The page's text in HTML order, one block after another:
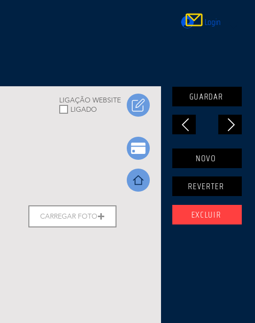
Login
LIGAÇÃO WEBSITE
LIGADO
CARREGAR FOTO
GUARDAR
NOVO
REVERTER
EXCLUIR